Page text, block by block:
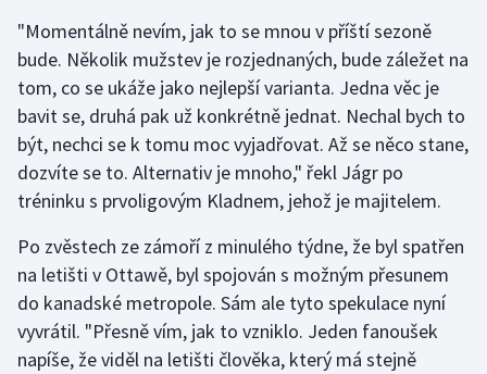
Jezdectví
Judo
Krasobruslení
Lezení
Lyže a snowboard
Moderní pětiboj
Motorsport
"Momentálně nevím, jak to se mnou v příští sezoně
bude. Několik mužstev je rozjednaných, bude záležet na
tom, co se ukáže jako nejlepší varianta. Jedna věc je
bavit se, druhá pak už konkrétně jednat. Nechal bych to
být, nechci se k tomu moc vyjadřovat. Až se něco stane,
dozvíte se to. Alternativ je mnoho," řekl Jágr po
tréninku s prvoligovým Kladnem, jehož je majitelem.
Po zvěstech ze zámoří z minulého týdne, že byl spatřen
na letišti v Ottawě, byl spojován s možným přesunem
do kanadské metropole. Sám ale tyto spekulace nyní
vyvrátil. "Přesně vím, jak to vzniklo. Jeden fanoušek
napíše, že viděl na letišti člověka, který má stejně